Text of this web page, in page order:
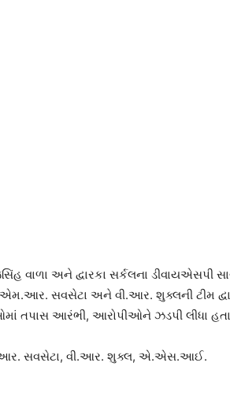
વાળા અને દ્વારકા સર્કલના ડીવાયએસપી
સવસેટા અને વી.આર. શુક્લની ટીમ
તપાસ આરંભી, આરોપીઓને ઝડપી લીધા
સવસેટા, વી.આર. શુક્લ, એ.એસ.આઈ.